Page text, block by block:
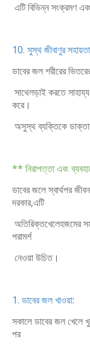
এটি বিভিন্ন সংক্রমণ
10. সুস্থ জীবাণুর
ডাবের জল শরীরের
সাথেলড়াই করতে
করে।
অসুস্থ ব্যক্তিকে
** নিরাপত্তা এবং
ডাবের জলে স্বার্থপর
দরকার,এটি
অতিরিক্তখেলেহজমের
পরামর্শ
নেওয়া উচিত।
1. ডাবের জল খাওয়া:
সকালে ডাবের জল খেলে
পর